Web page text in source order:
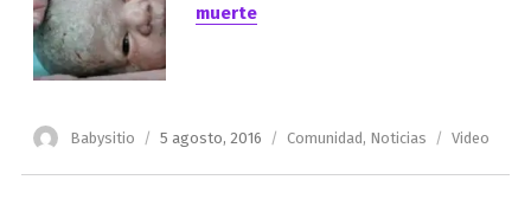
muerte
Autor
Babysitio
Publicado
5 agosto, 2016 Categorías
Comunidad, Noticias Etiquetas
Video